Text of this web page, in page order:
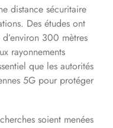
distance sécuritaire
Des études ont
300 mètres
rayonnements
que les autorités
5G pour protéger
soient menées